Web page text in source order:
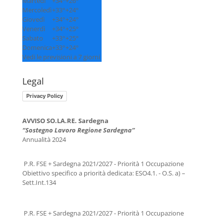
Mercoledì+33°+24°
Giovedì
+34°+24°
Venerdì
+34°+25°
Sabato
+33°+25°
Domenica+33°+24°
Vedi le previsioni a 7 giorni
Legal
Privacy Policy
AVVISO SO.LA.RE. Sardegna
“Sostegno Lavoro Regione Sardegna”
Annualità 2024
P.R. FSE + Sardegna 2021/2027 - Priorità 1 Occupazione
Obiettivo specifico a priorità dedicata: ESO4.1. - O.S. a) –
Sett.Int.134
P.R. FSE + Sardegna 2021/2027 - Priorità 1 Occupazione